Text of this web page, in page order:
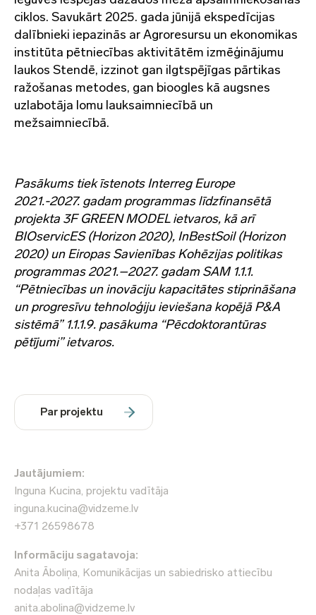
ciklos. Savukārt 2025. gada jūnijā ekspedīcijas
dalībnieki iepazinās ar Agroresursu un ekonomikas
institūta pētniecības aktivitātēm izmēģinājumu
laukos Stendē, izzinot gan ilgtspējīgas pārtikas
ražošanas metodes, gan bioogles kā augsnes
uzlabotāja lomu lauksaimniecībā un
mežsaimniecībā.
Pasākums tiek īstenots Interreg Europe
2021.-2027. gadam programmas līdzfinansētā
projekta 3F GREEN MODEL ietvaros, kā arī
BIOservicES (Horizon 2020), InBestSoil (Horizon
2020) un Eiropas Savienības Kohēzijas politikas
programmas 2021.–2027. gadam SAM 1.1.1.
“Pētniecības un inovāciju kapacitātes stiprināšana
un progresīvu tehnoloģiju ieviešana kopējā P&A
sistēmā” 1.1.1.9. pasākuma “Pēcdoktorantūras
pētījumi” ietvaros.
Par projektu
Jautājumiem:
Inguna Kucina, projektu vadītāja
inguna.kucina@vidzeme.lv
+371 26598678
Informāciju sagatavoja:
Anita Āboliņa, Komunikācijas un sabiedrisko attiecību
nodaļas vadītāja
anita.abolina@vidzeme.lv